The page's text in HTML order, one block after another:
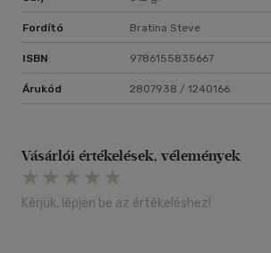
Fordító Bratina Steve
ISBN 9786155835667
Árukód 2807938 / 1240166
Vásárlói értékelések, vélemények
Kérjük, lépjen be az értékeléshez!